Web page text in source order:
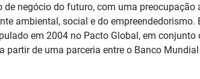
negócio do futuro, com uma
ambiental, social e do
em 2004 no Pacto Global, em conjunto
partir de uma parceria entre o Banco